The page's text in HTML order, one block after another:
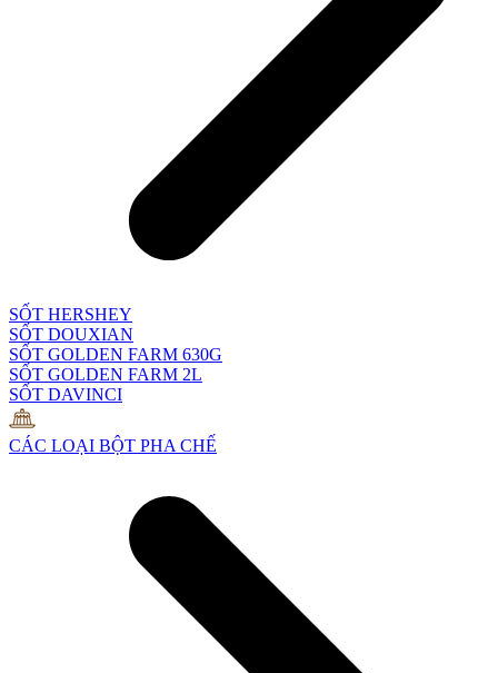
SỐT HERSHEY
SỐT DOUXIAN
SỐT GOLDEN FARM 630G
SỐT GOLDEN FARM 2L
SỐT DAVINCI
CÁC LOẠI BỘT PHA CHẾ